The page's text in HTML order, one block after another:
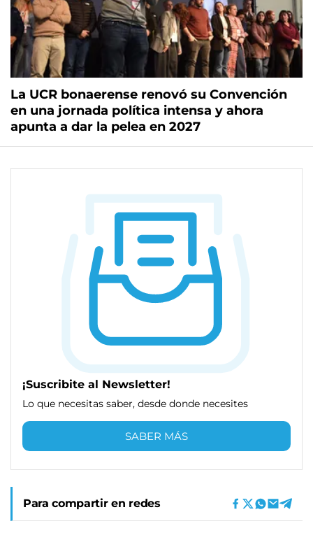
La UCR bonaerense renovó su Convención
en una jornada política intensa y ahora
apunta a dar la pelea en 2027
¡Suscribite al Newsletter!
Lo que necesitas saber, desde donde necesites
SABER MÁS
Para compartir en redes